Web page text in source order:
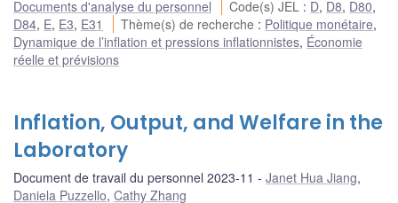
Documents d'analyse du personnel
Code(s) JEL : D, D8, D80,
D84, E, E3, E31 Thème(s) de recherche : Politique monétaire,
Dynamique de l’inflation et pressions inflationnistes, Économie
réelle et prévisions
Inflation, Output, and Welfare in the
Laboratory
Document de travail du personnel 2023-11 Janet Hua Jiang,
Daniela Puzzello, Cathy Zhang